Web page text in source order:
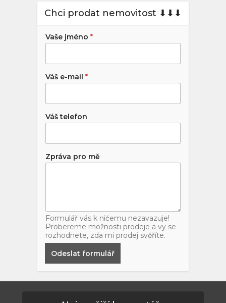
Chci prodat nemovitost ⬇︎⬇︎⬇︎
Vaše jméno *
Váš e-mail *
Váš telefon
Zpráva pro mě
Formulář vás k ničemu nezavazuje!
Probereme možnosti prodeje a vy se
rozhodnete, zda mi prodej svěříte.
Odeslat formulář